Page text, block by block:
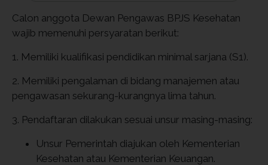
Calon anggota Dewan Pengawas BPJS Kesehatan
wajib memenuhi persyaratan berikut:
1. Memiliki kualifikasi pendidikan minimal sarjana (S1).
2. Memiliki pengalaman di bidang manajemen atau
pengawasan sekurang-kurangnya lima tahun.
3. Pendaftaran dilakukan sesuai unsur masing-masing:
Unsur Pemerintah diajukan oleh Kementerian
Kesehatan atau Kementerian Keuangan.